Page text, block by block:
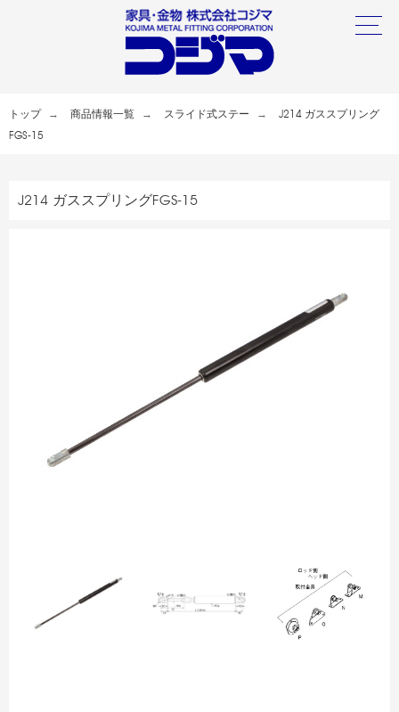
トップ 商品情報一覧 スライド式ステー
J214 ガススプリング
FGS-15
J214 ガススプリングFGS-15